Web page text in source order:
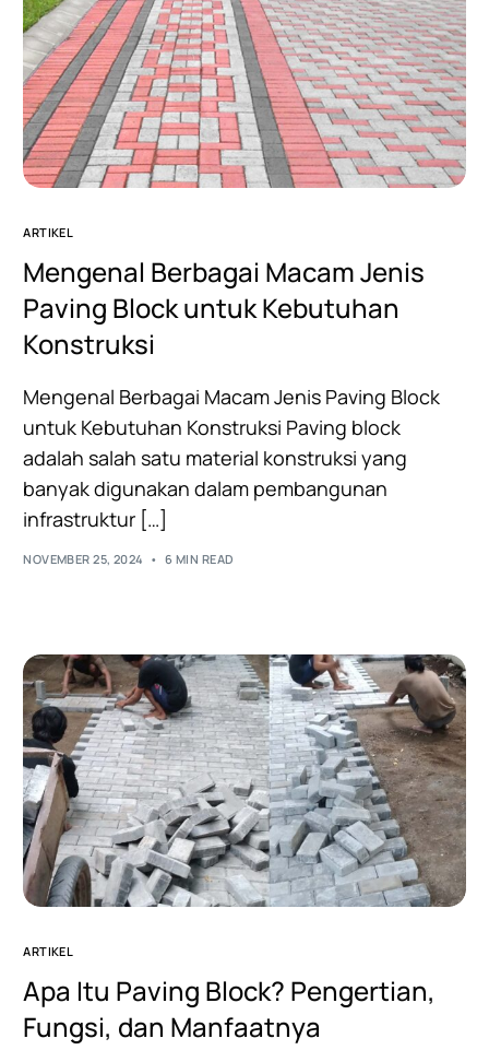
ARTIKEL
Mengenal Berbagai Macam Jenis
Paving Block untuk Kebutuhan
Konstruksi
Mengenal Berbagai Macam Jenis Paving Block
untuk Kebutuhan Konstruksi Paving block
adalah salah satu material konstruksi yang
banyak digunakan dalam pembangunan
infrastruktur […]
NOVEMBER 25, 2024 6 MIN READ
ARTIKEL
Apa Itu Paving Block? Pengertian,
Fungsi, dan Manfaatnya